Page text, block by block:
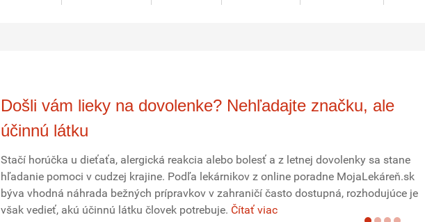
Došli vám lieky na dovolenke? Nehľadajte značku, ale
účinnú látku
Stačí horúčka u dieťaťa, alergická reakcia alebo bolesť a z letnej dovolenky sa stane
hľadanie pomoci v cudzej krajine. Podľa lekárnikov z online poradne MojaLekáreň.sk
býva vhodná náhrada bežných prípravkov v zahraničí často dostupná, rozhodujúce je
však vedieť, akú účinnú látku človek potrebuje. Čítať viac